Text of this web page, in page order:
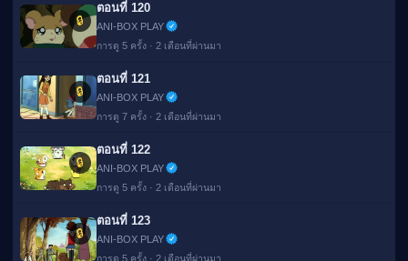
🔒
ตอนที่ 120
ANI-BOX PLAY
การดู 5 ครั้ง · 2 เดือนที่ผ่านมา
🔒
ตอนที่ 121
ANI-BOX PLAY
การดู 7 ครั้ง · 2 เดือนที่ผ่านมา
🔒
ตอนที่ 122
ANI-BOX PLAY
การดู 5 ครั้ง · 2 เดือนที่ผ่านมา
🔒
ตอนที่ 123
ANI-BOX PLAY
การดู 5 ครั้ง · 2 เดือนที่ผ่านมา